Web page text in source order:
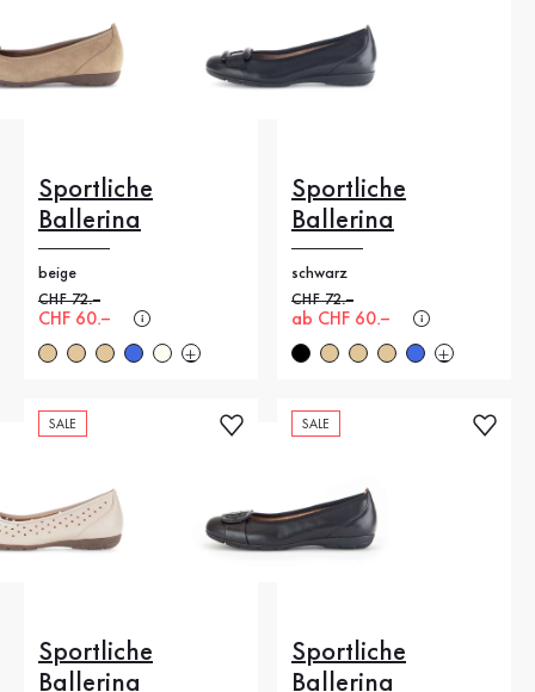
Sportliche
Ballerina
beige
Alter Preis
CHF 72.–
Neuer Preis
CHF 60.–
Sportliche
Ballerina
schwarz
Alter Preis
CHF 72.–
Neuer Preis
ab CHF 60.–
SALE
Sportliche
Ballerina
SALE
Sportliche
Ballerina